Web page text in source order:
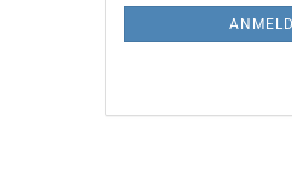
NEWSLETTER-
ANMELDUNG